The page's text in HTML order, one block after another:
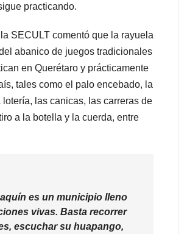
practicando.
SECULT comentó que la rayuela
abanico de juegos tradicionales
en Querétaro y prácticamente
tales como el palo encebado, la
lotería, las canicas, las carreras de
a la botella y la cuerda, entre
es un municipio lleno
vivas. Basta recorrer
escuchar su huapango,